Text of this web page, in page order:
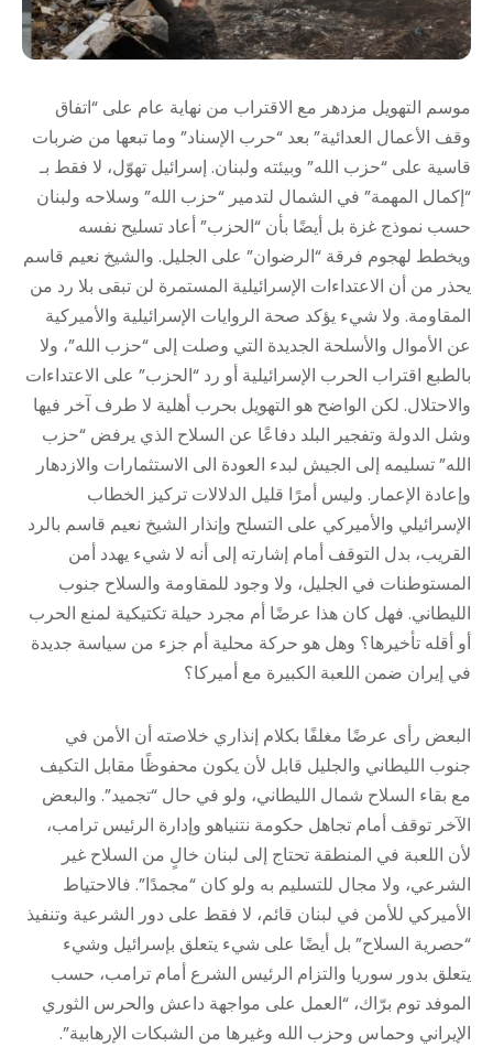
موسم التهويل مزدهر مع الاقتراب من نهاية عام على “اتفاق
وقف الأعمال العدائية” بعد “حرب الإسناد” وما تبعها من ضربات
قاسية على “حزب الله” وبيئته ولبنان. إسرائيل تهوّل، لا فقط بـ
“إكمال المهمة” في الشمال لتدمير “حزب الله” وسلاحه ولبنان
حسب نموذج غزة بل أيضًا بأن “الحزب” أعاد تسليح نفسه
ويخطط لهجوم فرقة “الرضوان” على الجليل. والشيخ نعيم قاسم
يحذر من أن الاعتداءات الإسرائيلية المستمرة لن تبقى بلا رد من
المقاومة. ولا شيء يؤكد صحة الروايات الإسرائيلية والأميركية
عن الأموال والأسلحة الجديدة التي وصلت إلى “حزب الله”، ولا
بالطبع اقتراب الحرب الإسرائيلية أو رد “الحزب” على الاعتداءات
والاحتلال. لكن الواضح هو التهويل بحرب أهلية لا طرف آخر فيها
وشل الدولة وتفجير البلد دفاعًا عن السلاح الذي يرفض “حزب
الله” تسليمه إلى الجيش لبدء العودة الى الاستثمارات والازدهار
وإعادة الإعمار. وليس أمرًا قليل الدلالات تركيز الخطاب
الإسرائيلي والأميركي على التسلح وإنذار الشيخ نعيم قاسم بالرد
القريب، بدل التوقف أمام إشارته إلى أنه لا شيء يهدد أمن
المستوطنات في الجليل، ولا وجود للمقاومة والسلاح جنوب
الليطاني. فهل كان هذا عرضًا أم مجرد حيلة تكتيكية لمنع الحرب
أو أقله تأخيرها؟ وهل هو حركة محلية أم جزء من سياسة جديدة
في إيران ضمن اللعبة الكبيرة مع أميركا؟
البعض رأى عرضًا مغلفًا بكلام إنذاري خلاصته أن الأمن في
جنوب الليطاني والجليل قابل لأن يكون محفوظًا مقابل التكيف
مع بقاء السلاح شمال الليطاني، ولو في حال “تجميد”. والبعض
الآخر توقف أمام تجاهل حكومة نتنياهو وإدارة الرئيس ترامب،
لأن اللعبة في المنطقة تحتاج إلى لبنان خالٍ من السلاح غير
الشرعي، ولا مجال للتسليم به ولو كان “مجمدًا”. فالاحتياط
الأميركي للأمن في لبنان قائم، لا فقط على دور الشرعية وتنفيذ
“حصرية السلاح” بل أيضًا على شيء يتعلق بإسرائيل وشيء
يتعلق بدور سوريا والتزام الرئيس الشرع أمام ترامب، حسب
الموفد توم برّاك، “العمل على مواجهة داعش والحرس الثوري
الإيراني وحماس وحزب الله وغيرها من الشبكات الإرهابية”.